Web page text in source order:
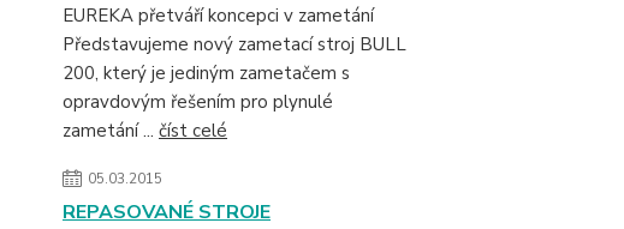
EUREKA přetváří koncepci v zametání
Představujeme nový zametací stroj BULL
200, který je jediným zametačem s
opravdovým řešením pro plynulé
zametání ... číst celé
05.03.2015
REPASOVANÉ STROJE